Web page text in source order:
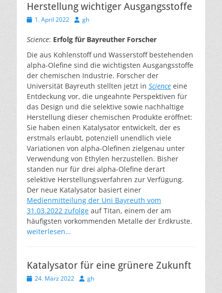
Herstellung wichtiger Ausgangsstoffe
Veröffentlicht
1. April 2022 Autor
gh
Science: Erfolg für Bayreuther Forscher
Die aus Kohlenstoff und Wasserstoff bestehenden
alpha-Olefine sind die wichtigsten Ausgangsstoffe
der chemischen Industrie. Forscher der
Universität Bayreuth stellten jetzt in Science eine
Entdeckung vor, die ungeahnte Perspektiven für
das Design und die selektive sowie nachhaltige
Herstellung dieser chemischen Produkte eröffnet:
Sie haben einen Katalysator entwickelt, der es
erstmals erlaubt, potenziell unendlich viele
Variationen von alpha-Olefinen zielgenau unter
Verwendung von Ethylen herzustellen. Bisher
standen nur für drei alpha-Olefine derart
selektive Herstellungsverfahren zur Verfügung.
Der neue Katalysator basiert einer
Medienmitteilung der Uni Bayreuth vom
31.03.2022 zufolge auf Titan, einem der am
häufigsten vorkommenden Metalle der Erdkruste.
weiterlesen…
Katalysator für eine grünere Zukunft
Veröffentlicht
24. März 2022 Autor
gh